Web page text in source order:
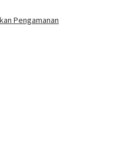
Pengamanan